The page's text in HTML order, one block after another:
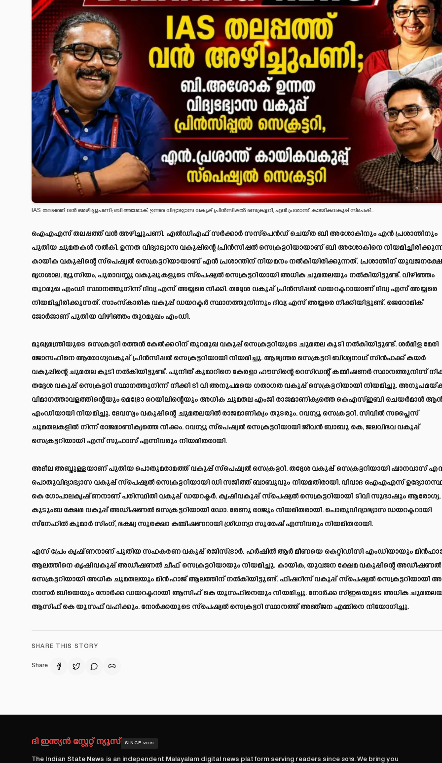
IAS തലപ്പത്ത് വൻ അഴിച്ചുപണി; ബി.അശോക് ഉന്നത വിദ്യാഭ്യാസ വകുപ്പ് പ്രിൻസിപ്പൽ സെക്രട്ടറി, എൻ.പ്രശാന്ത് കായികവകുപ്പ് സ്പെഷ്...
ഐഎഎസ് തലപ്പത്ത് വൻ അഴിച്ചുപണി. എൽഡിഎഫ് സർക്കാർ സസ്പെൻഡ് ചെയ്ത ബി അശോകിനും എൻ പ്രശാന്തിനും
പുതിയ ചുമതകൾ നൽകി. ഉന്നത വിദ്യാഭ്യാസ വകുപ്പിന്റെ പ്രിൻസിപ്പൽ സെക്രട്ടറിയായാണ് ബി അശോകിനെ
കായിക വകുപ്പിന്റെ സ്പെഷ്യൽ സെക്രട്ടറിയായാണ് എൻ പ്രശാന്തിന് നിയമനം നൽകിയിരിക്കുന്നത്. പ്രശാന്തിന്
മൃഗശാല, മ്യൂസിയം, പുരാവസ്തു വകുപ്പുകളുടെ സ്പെഷ്യൽ സെക്രട്ടറിയായി അധിക ചുമതലയും നൽകിയിട്ടുണ്ട്. വിഴിഞ്ഞം
തുറമുഖ എംഡി സ്ഥാനത്തുനിന്ന് ദിവ്യ എസ് അയ്യരെ നീക്കി. തദ്ദേശ വകുപ്പ് പ്രിൻസിപ്പൽ ഡയറക്ടറായാണ് ദിവ്യ എസ് അയ്യരെ
നിയമിച്ചിരിക്കുന്നത്. സാംസ്കാരിക വകുപ്പ് ഡയറക്ടർ സ്ഥാനത്തുനിന്നും ദിവ്യ എസ് അയ്യരെ നീക്കിയിട്ടുണ്ട്. ജെറോമിക്
ജോർജാണ് പുതിയ വിഴിഞ്ഞം തുറമുഖം എംഡി.
മുഖ്യമന്ത്രിയുടെ സെക്രട്ടറി രത്തൻ കേൽക്കറിന് തുറമുഖ വകുപ്പ് സെക്രട്ടറിയുടെ ചുമതല കൂടി നൽകിയിട്ടുണ്ട്. ശർമിള മേരി
ജോസഫിനെ ആരോഗ്യവകുപ്പ് പ്രിൻസിപ്പൽ സെക്രട്ടറിയായി നിയമിച്ചു. ആഭ്യന്തര സെക്രട്ടറി ബിശ്വനാഥ് സിൻഹക്ക് കയർ
വകുപ്പിന്റെ ചുമതല കൂടി നൽകിയിട്ടുണ്ട്. പുനീത് കുമാറിനെ കേരളാ ഹൗസിന്റെ റെസിഡന്റ് കമ്മീഷണർ സ്ഥാനത്തുനിന്ന്
തദ്ദേശ വകുപ്പ് സെക്രട്ടറി സ്ഥാനത്തുനിന്ന് നീക്കി ടി വി അനുപമയെ ഗതാഗത വകുപ്പ് സെക്രട്ടറിയായി നിയമിച്ചു.
വിമാനത്താവളത്തിന്റെയും മെട്രോ റെയിലിന്റെയും അധിക ചുമതല എംജി രാജമാണിക്യത്തെ കെഎസ്ഇബി ചെയർമാൻ
എംഡിയായി നിയമിച്ചു. ദേവസ്വം വകുപ്പിന്റെ ചുമതലയിൽ രാജമാണിക്യം തുടരും. റവന്യൂ സെക്രട്ടറി, സിവിൽ സപ്ലൈസ്
ചുമതലകളിൽ നിന്ന് രാജമാണിക്യത്തെ നീക്കം. റവന്യു സ്പെഷ്യൽ സെക്രട്ടറിയായി ജീവൻ ബാബു കെ, ജലവിഭവ വകുപ്പ്
സെക്രട്ടറിയായി എസ് സുഹാസ് എന്നിവരും നിയമിതരായി.
അദീല അബ്ദുള്ളയാണ് പുതിയ പൊതുമരാമത്ത് വകുപ്പ് സ്പെഷ്യൽ സെക്രട്ടറി. തദ്ദേശ വകുപ്പ് സെക്രട്ടറിയായി ഷാനവാസ്‌
പൊതുവിദ്യാഭ്യാസ വകുപ്പ് സ്പെഷ്യൽ സെക്രട്ടറിയായി ഡി സജിത്ത് ബാബുവും നിയമതിരായി. വിവാദ ഐഎഎസ്
കെ ഗോപാലകൃഷ്ണനാണ് പരിസ്ഥിതി വകുപ്പ് ഡയറക്ടർ. കൃഷിവകുപ്പ് സ്പെഷ്യൽ സെക്രട്ടറിയായി ടിവി സുഭാഷും ആരോഗ്യ,
കുടുംബ ക്ഷേമ വകുപ്പ് അഡീഷണൽ സെക്രട്ടറിയായി ഡോ. രേണു രാജും നിയമിതരായി. പൊതുവിദ്യാഭ്യാസ ഡയറക്ടറായി
സ്നേഹിൽ കുമാർ സിംഗ്, ഭക്ഷ്യ സുരക്ഷാ കമ്മീഷണറായി ശ്രീധന്യാ സുരേഷ് എന്നിവരും നിയമിതരായി.
എസ് പ്രേം കൃഷ്ണനാണ് പുതിയ സഹകരണ വകുപ്പ് രജിസ്ട്രാർ. ഹർഷിൽ ആർ മീണയെ കെറ്റിഡിസി എംഡിയായും
ആലത്തിനെ കൃഷിവകുപ്പ് അഡീഷണൽ ചീഫ് സെക്രട്ടറിയായും നിയമിച്ചു. കായിക, യുവജന ക്ഷേമ വകുപ്പിന്റെ
സെക്രട്ടറിയായി അധിക ചുമതലയും മിൻഹാജ് ആലത്തിന് നൽകിയിട്ടുണ്ട്. ഫിഷറീസ് വകുപ്പ് സ്പെഷ്യൽ സെക്രട്ടറിയായി
നാസർ ബിയെയും നോർക്ക ഡയറക്ടറായി ആസിഫ് കെ യൂസഫിനെയും നിയമിച്ചു. നോർക്ക സിഇഒയുടെ അധിക
ആസിഫ് കെ യൂസഫ് വഹിക്കും. നോർക്കയുടെ സ്പെഷ്യൽ സെക്രട്ടറി സ്ഥാനത്ത് അഞ്ജന എമ്മിനെ നിയോ​ഗിച്ചു.
SHARE THIS STORY
Share
ദി ഇന്ത്യൻ സ്റ്റേറ്റ് ന്യൂസ് SINCE 2019
The Indian State News is an independent Malayalam digital news platform serving readers since 2019. We bring you